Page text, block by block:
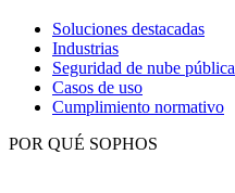
Soluciones destacadas
Industrias
Seguridad de nube pública
Casos de uso
Cumplimiento normativo
POR QUÉ SOPHOS